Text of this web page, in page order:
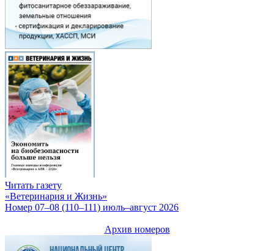
Читать газету
«Ветеринария и Жизнь»
Номер 07–08 (110–111) июль–август 2026
Архив номеров